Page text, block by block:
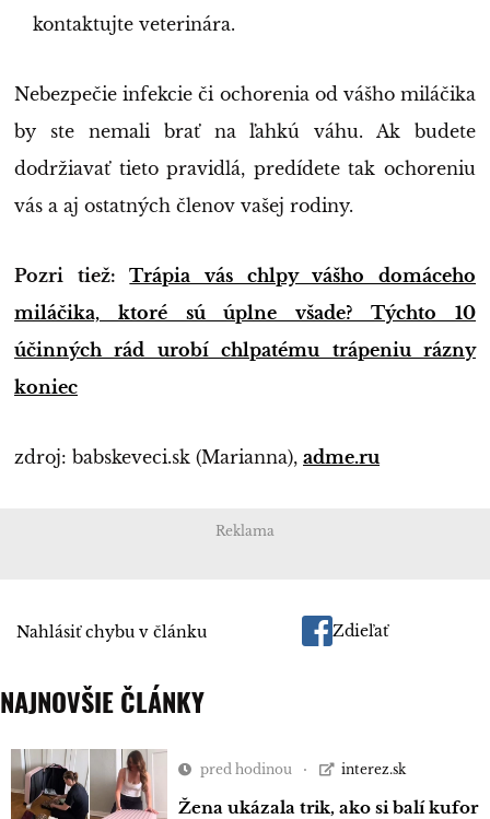
kontaktujte veterinára.
Nebezpečie infekcie či ochorenia od vášho miláčika
by ste nemali brať na ľahkú váhu. Ak budete
dodržiavať tieto pravidlá, predídete tak ochoreniu
vás a aj ostatných členov vašej rodiny.
Pozri tiež:Trápia vás chlpy vášho domáceho
miláčika, ktoré sú úplne všade? Týchto 10
účinných rád urobí chlpatému trápeniu rázny
koniec
zdroj: babskeveci.sk (Marianna), adme.ru
Reklama
Nahlásiť chybu v článku Zdieľať
NAJNOVŠIE ČLÁNKY
pred hodinou interez.sk
Žena ukázala trik, ako si balí kufor